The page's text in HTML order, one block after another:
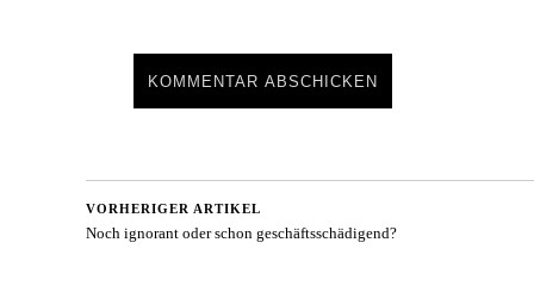
VORHERIGER ARTIKEL
Noch ignorant oder schon geschäftsschädigend?